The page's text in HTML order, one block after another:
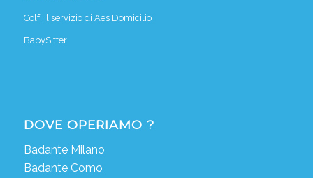
Colf: il servizio di Aes Domicilio
BabySitter
DOVE OPERIAMO ?
Badante Milano
Badante Como